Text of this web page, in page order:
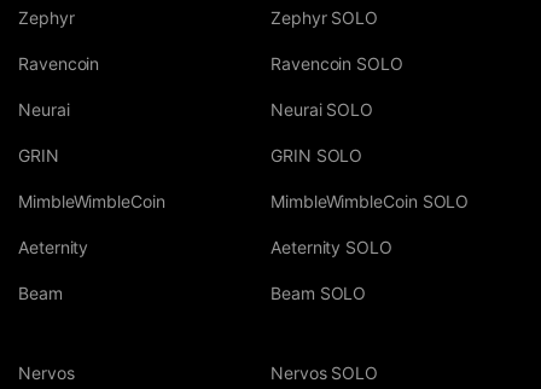
Zephyr
Ravencoin
Neurai
GRIN
MimbleWimbleCoin
Aeternity
Beam
Zephyr SOLO
Ravencoin SOLO
Neurai SOLO
GRIN SOLO
MimbleWimbleCoin SOLO
Aeternity SOLO
Beam SOLO
Nervos Nervos SOLO